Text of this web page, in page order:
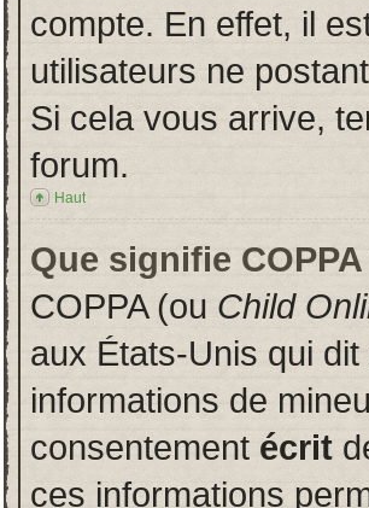
compte. En effet, il
utilisateurs ne
Si cela vous arrive,
forum.
Haut
Que signifie
COPPA (ou Child
aux États-Unis qui
informations de
consentement écrit
ces informations